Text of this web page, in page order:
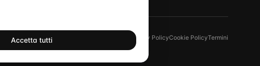
Privacy PolicyCookie PolicyTermini
Accetta tutti